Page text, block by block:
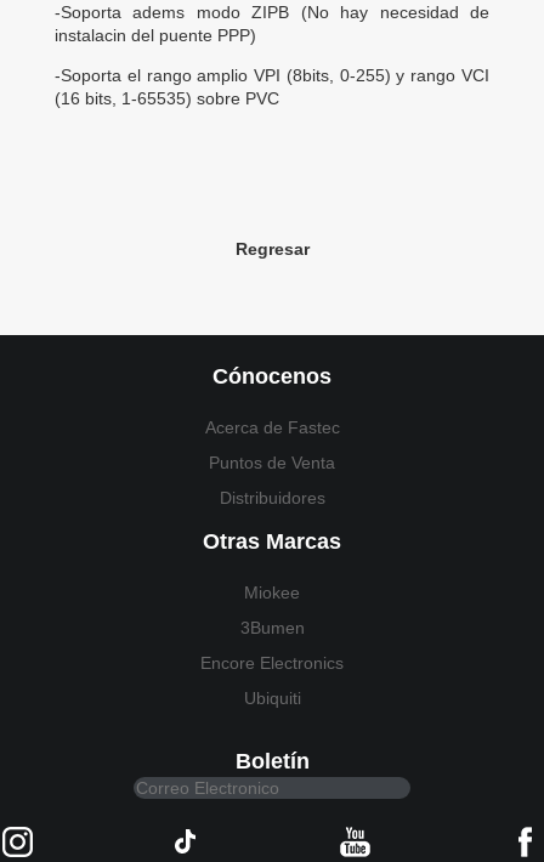
-Soporta adems modo ZIPB (No hay necesidad de
instalacin del puente PPP)
-Soporta el rango amplio VPI (8bits, 0-255) y rango VCI
(16 bits, 1-65535) sobre PVC
Regresar
Cónocenos
Acerca de Fastec
Puntos de Venta
Distribuidores
Otras Marcas
Miokee
3Bumen
Encore Electronics
Ubiquiti
Boletín